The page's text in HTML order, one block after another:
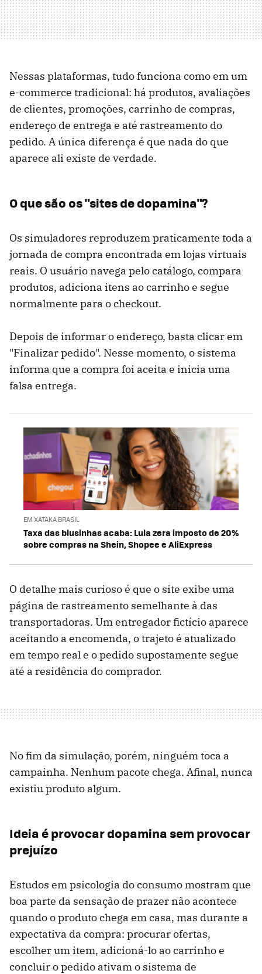
Nessas plataformas, tudo funciona como em um
e-commerce tradicional: há produtos, avaliações
de clientes, promoções, carrinho de compras,
endereço de entrega e até rastreamento do
pedido. A única diferença é que nada do que
aparece ali existe de verdade.
O que são os "sites de dopamina"?
Os simuladores reproduzem praticamente toda a
jornada de compra encontrada em lojas virtuais
reais. O usuário navega pelo catálogo, compara
produtos, adiciona itens ao carrinho e segue
normalmente para o checkout.
Depois de informar o endereço, basta clicar em
"Finalizar pedido". Nesse momento, o sistema
informa que a compra foi aceita e inicia uma
falsa entrega.
EM XATAKA BRASIL
Taxa das blusinhas acaba: Lula zera imposto de 20%
sobre compras na Shein, Shopee e AliExpress
O detalhe mais curioso é que o site exibe uma
página de rastreamento semelhante à das
transportadoras. Um entregador fictício aparece
aceitando a encomenda, o trajeto é atualizado
em tempo real e o pedido supostamente segue
até a residência do comprador.
No fim da simulação, porém, ninguém toca a
campainha. Nenhum pacote chega. Afinal, nunca
existiu produto algum.
Ideia é provocar dopamina sem provocar
prejuízo
Estudos em psicologia do consumo mostram que
boa parte da sensação de prazer não acontece
quando o produto chega em casa, mas durante a
expectativa da compra: procurar ofertas,
escolher um item, adicioná-lo ao carrinho e
concluir o pedido ativam o sistema de